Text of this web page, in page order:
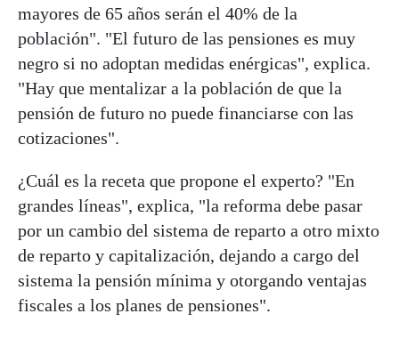
mayores de 65 años serán el 40% de la
población". "El futuro de las pensiones es muy
negro si no adoptan medidas enérgicas", explica.
"Hay que mentalizar a la población de que la
pensión de futuro no puede financiarse con las
cotizaciones".
¿Cuál es la receta que propone el experto? "En
grandes líneas", explica, "la reforma debe pasar
por un cambio del sistema de reparto a otro mixto
de reparto y capitalización, dejando a cargo del
sistema la pensión mínima y otorgando ventajas
fiscales a los planes de pensiones".